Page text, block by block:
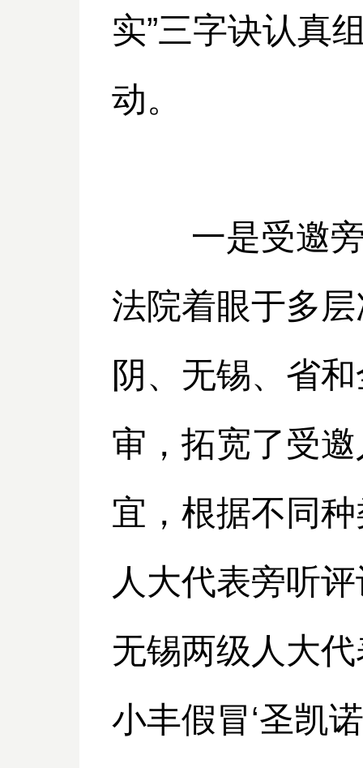
实”三字诀认真
动。
一是受邀旁
法院着眼于多
阴、无锡、省
审，拓宽了受
宜，根据不同
人大代表旁听
无锡两级人大
小丰假冒‘圣凯